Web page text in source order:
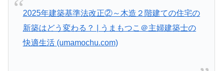
2025年建築基準法改正②～木造２階建ての住宅の
新築はどう変わる？ | うまもつこ＠主婦建築士の
快適生活 (umamochu.com)